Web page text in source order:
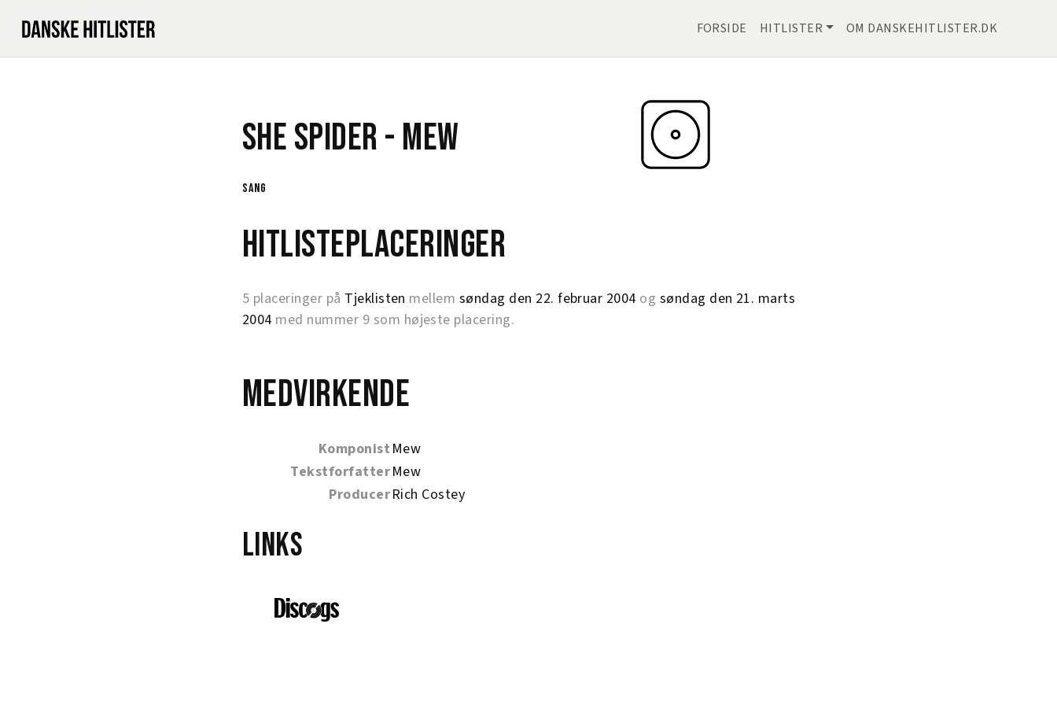
FORSIDE HITLISTER OM DANSKEHITLISTER.DK
She Spider - Mew
sang
Hitlisteplaceringer
5 placeringer på Tjeklisten mellem søndag den 22. februar 2004 og søndag den 21. marts
2004 med nummer 9 som højeste placering.
Medvirkende
Komponist Mew
TekstforfatterMew
ProducerRich Costey
Links